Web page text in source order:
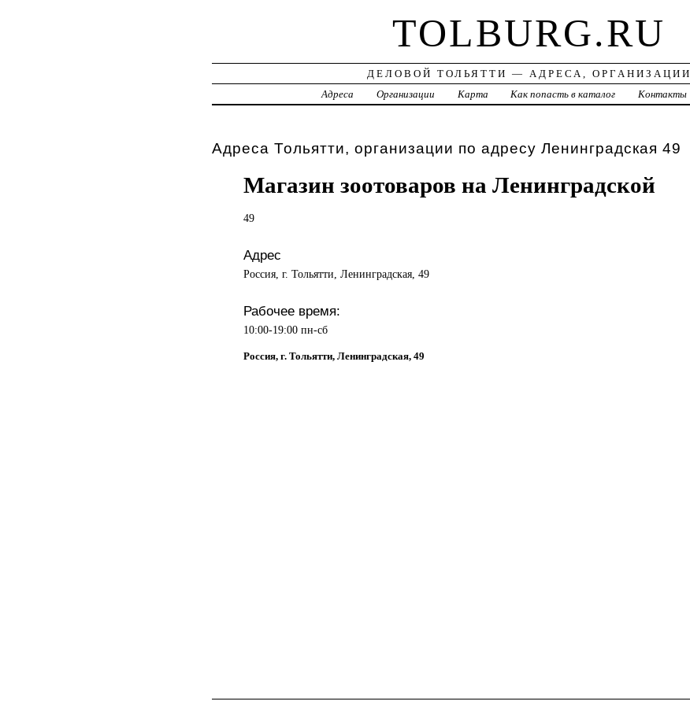
TOLBURG.RU
ДЕЛОВОЙ ТОЛЬЯТТИ — АДРЕСА, ОРГАНИЗАЦИИ
Адреса
Организации Карта Как попасть в каталог Контакты
Адреса Тольятти, организации по адресу Ленинградская 49
Магазин зоотоваров на Ленинградской
49
Адрес
Россия, г. Тольятти, Ленинградская, 49
Рабочее время:
10:00-19:00 пн-сб
Россия, г. Тольятти, Ленинградская, 49